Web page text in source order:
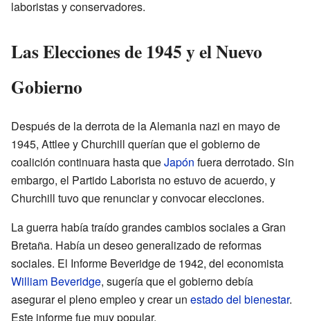
laboristas y conservadores.
Las Elecciones de 1945 y el Nuevo
Gobierno
Después de la derrota de la Alemania nazi en mayo de
1945, Attlee y Churchill querían que el gobierno de
coalición continuara hasta queJapón fuera derrotado. Sin
embargo, el Partido Laborista no estuvo de acuerdo, y
Churchill tuvo que renunciar y convocar elecciones.
La guerra había traído grandes cambios sociales a Gran
Bretaña. Había un deseo generalizado de reformas
sociales. El Informe Beveridge de 1942, del economista
William Beveridge, sugería que el gobierno debía
asegurar el pleno empleo y crear un estado del bienestar.
Este informe fue muy popular.